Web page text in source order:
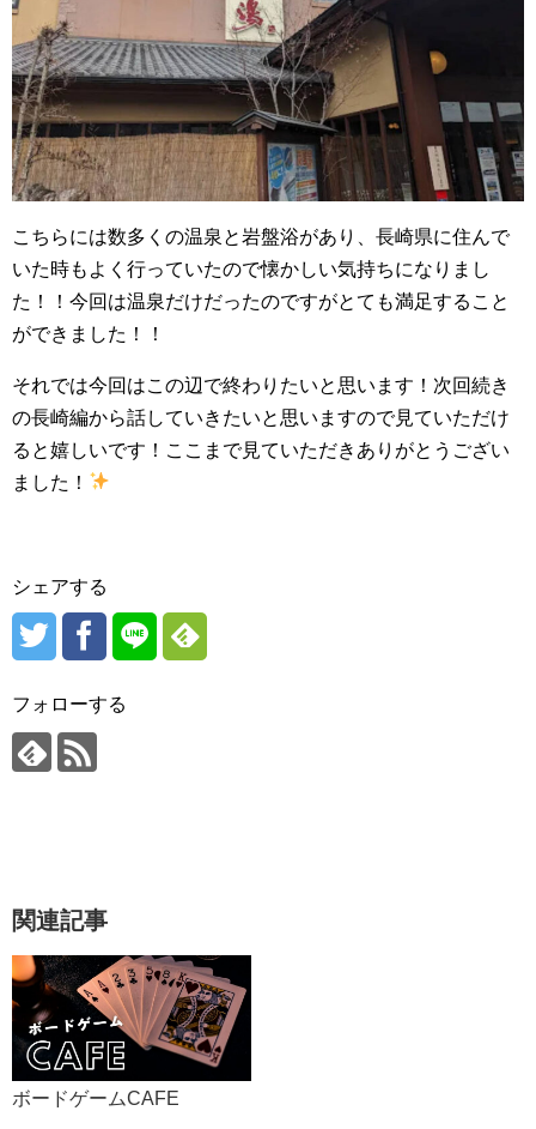
こちらには数多くの温泉と岩盤浴があり、長崎県に住んで
いた時もよく行っていたので懐かしい気持ちになりまし
た！！今回は温泉だけだったのですがとても満足すること
ができました！！
それでは今回はこの辺で終わりたいと思います！次回続き
の長崎編から話していきたいと思いますので見ていただけ
ると嬉しいです！ここまで見ていただきありがとうござい
ました！
シェアする
フォローする
関連記事
ボードゲームCAFE